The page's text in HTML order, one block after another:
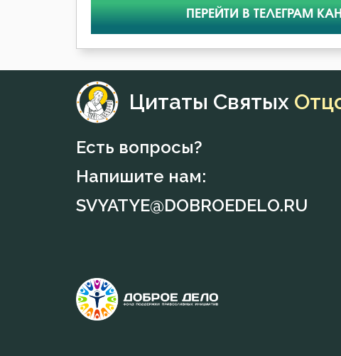
ПЕРЕЙТИ В ТЕЛЕГРАМ
Цитаты Святых
Есть вопросы?
Напишите нам:
SVYATYE@DOBROEDELO.RU